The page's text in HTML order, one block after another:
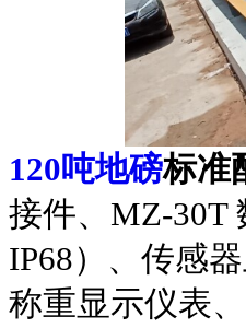
120吨地磅标准
接件、MZ-30T
IP68）、传感
称重显示仪表